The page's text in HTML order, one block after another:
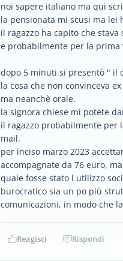
noi sapere italiano ma qui
la pensionata mi scusi ma lei
il ragazzo ha capito che
e probabilmente per la prima
dopo 5 minuti si presentò " il
la cosa che non convinceva
ma neanchè orale.
la signora chiese mi potete
il ragazzo probabilmente per
mail.
per inciso marzo 2023
accompagnate da 76 euro,
quale fosse stato l utilizzo
burocratico sia un po più
comunicazioni, in modo che
Reagisci Rispondi